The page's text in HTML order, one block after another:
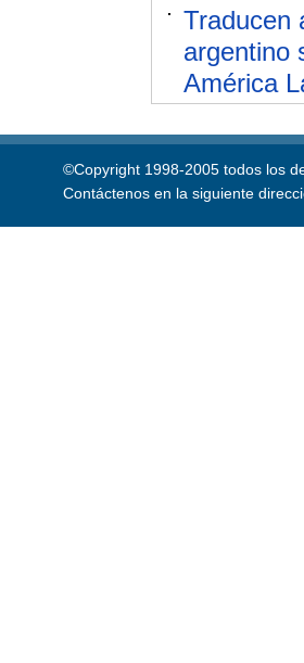
Traducen
argentino
América
©Copyright 1998-2005 todos los
Contáctenos en la siguiente